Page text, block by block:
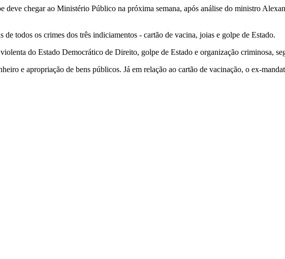
chegar ao Ministério Público na próxima semana, após análise do ministro
de todos os crimes dos três indiciamentos - cartão de vacina, joias e golpe de Estado.
do Estado Democrático de Direito, golpe de Estado e organização criminosa,
e apropriação de bens públicos. Já em relação ao cartão de vacinação, o ex-